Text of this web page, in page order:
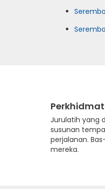
Jurulatih yang
susunan
perjalanan.
mereka.